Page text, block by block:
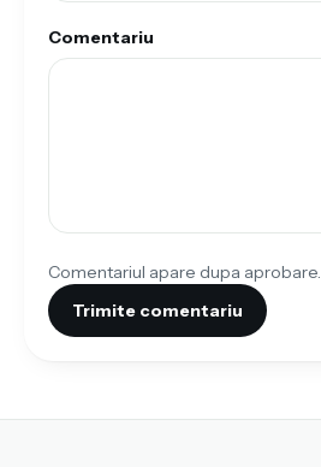
Comentariu
Comentariul apare dupa aprobare.
Trimite comentariu